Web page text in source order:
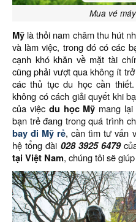
Mua vé
Mỹ là thỏi nam châm thu hút
và làm việc, trong đó có các
cạnh khó khăn về mặt tài
cũng phải vượt qua không ít
các thủ tục du học cần
không có cách giải quyết khi
của việc du học Mỹ mang
bạn trẻ đang trong quá trình
bay đi Mỹ rẻ, cần tìm tư vấn
hệ tổng đài 028 3925 6479
tại Việt Nam, chúng tôi sẽ